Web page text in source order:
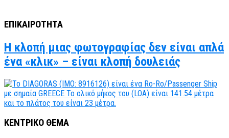
ΕΠΙΚΑΙΡΟΤΗΤΑ
Η κλοπή μιας φωτογραφίας δεν είναι απλά
ένα «κλικ» – είναι κλοπή δουλειάς
ΚΕΝΤΡΙΚΟ ΘΕΜΑ